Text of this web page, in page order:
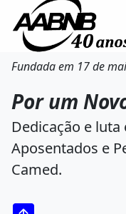
Fundada em 17 de
Por um
Dedicação e
Aposentados e
Camed.